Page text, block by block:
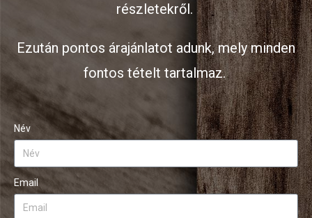
részletekről.
Ezután pontos árajánlatot adunk, mely minden
fontos tételt tartalmaz.
Név
Email